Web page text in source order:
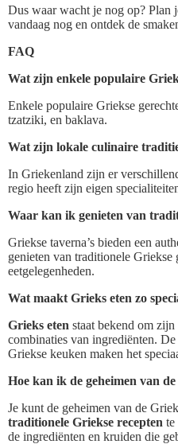
Dus waar wacht je nog op? Plan
vandaag nog en ontdek de
FAQ
Wat zijn enkele populaire
Enkele populaire Griekse
tzatziki, en baklava.
Wat zijn lokale culinaire
In Griekenland zijn er
regio heeft zijn eigen
Waar kan ik genieten van
Griekse taverna’s bieden een
genieten van traditionele Griekse
eetgelegenheden.
Wat maakt Grieks eten zo
Grieks eten staat bekend om
combinaties van ingrediënten.
Griekse keuken maken het
Hoe kan ik de geheimen van
Je kunt de geheimen van de
traditionele Griekse recepten te
de ingrediënten en kruiden die